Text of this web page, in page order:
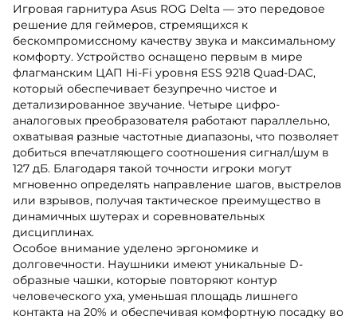
Игровая гарнитура Asus ROG Delta — это передовое
решение для геймеров, стремящихся к
бескомпромиссному качеству звука и максимальному
комфорту. Устройство оснащено первым в мире
флагманским ЦАП Hi-Fi уровня ESS 9218 Quad-DAC,
который обеспечивает безупречно чистое и
детализированное звучание. Четыре цифро-
аналоговых преобразователя работают параллельно,
охватывая разные частотные диапазоны, что позволяет
добиться впечатляющего соотношения сигнал/шум в
127 дБ. Благодаря такой точности игроки могут
мгновенно определять направление шагов, выстрелов
или взрывов, получая тактическое преимущество в
динамичных шутерах и соревновательных
дисциплинах.
Особое внимание уделено эргономике и
долговечности. Наушники имеют уникальные D-
образные чашки, которые повторяют контур
человеческого уха, уменьшая площадь лишнего
контакта на 20% и обеспечивая комфортную посадку во